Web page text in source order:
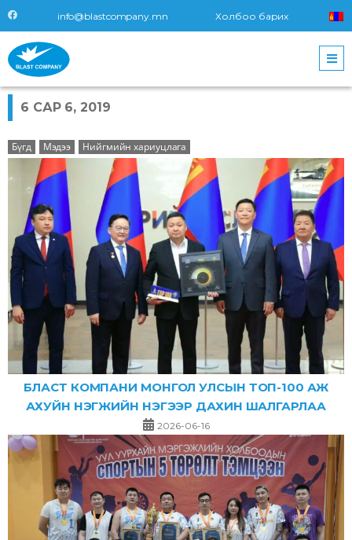
info@blastcompany.mn Холбоо барих
6 САР 6, 2019
Бүгд Мэдээ Нийгмийн хариуцлага
БЛАСТ КОМПАНИ МОНГОЛ УЛСЫН ТОП-100 АЖ
АХУЙН НЭГЖИЙН НЭГЭЭР ДАХИН ШАЛГАРЛАА
2026-06-16